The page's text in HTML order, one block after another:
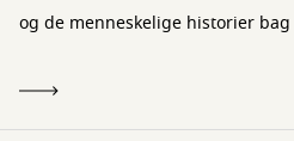
og de menneskelige historier